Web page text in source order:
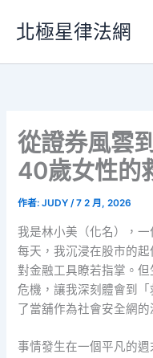
要
北極星律法網
從證券風雲
40歲女性的
作者:JUDY/7 2 月, 2026
我是林小美（化名），
每天，我沉浸在股市的
對金融工具瞭若指掌。
危機，讓我深刻體會到
了當舖作為社會安全網的
事情發生在一個平凡的